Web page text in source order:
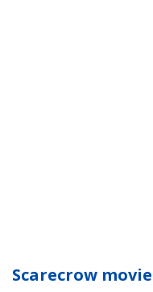
Scarecrow movie